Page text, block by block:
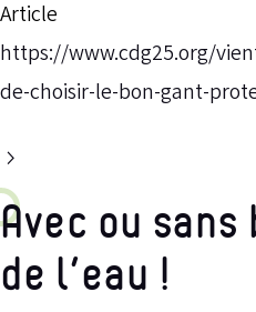
Article
https://www.cdg25.org/
de-choisir-le-bon-gant-
Avec ou
de l’eau !